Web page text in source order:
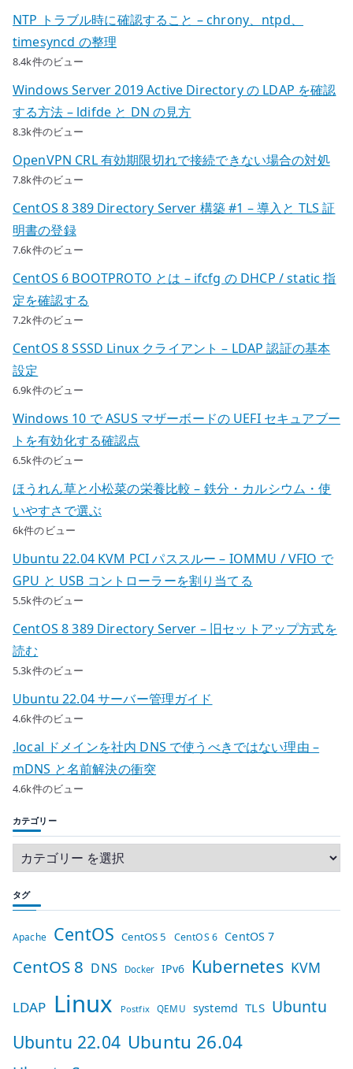
NTP トラブル時に確認すること – chrony、ntpd、
timesyncd の整理
8.4k件のビュー
Windows Server 2019 Active Directory の LDAP を確認
する方法 – ldifde と DN の見方
8.3k件のビュー
OpenVPN CRL 有効期限切れで接続できない場合の対処
7.8k件のビュー
CentOS 8 389 Directory Server 構築 #1 – 導入と TLS 証
明書の登録
7.6k件のビュー
CentOS 6 BOOTPROTO とは – ifcfg の DHCP / static 指
定を確認する
7.2k件のビュー
CentOS 8 SSSD Linux クライアント – LDAP 認証の基本
設定
6.9k件のビュー
Windows 10 で ASUS マザーボードの UEFI セキュアブー
トを有効化する確認点
6.5k件のビュー
ほうれん草と小松菜の栄養比較 – 鉄分・カルシウム・使
いやすさで選ぶ
6k件のビュー
Ubuntu 22.04 KVM PCI パススルー – IOMMU / VFIO で
GPU と USB コントローラーを割り当てる
5.5k件のビュー
CentOS 8 389 Directory Server – 旧セットアップ方式を
読む
5.3k件のビュー
Ubuntu 22.04 サーバー管理ガイド
4.6k件のビュー
.local ドメインを社内 DNS で使うべきではない理由 –
mDNS と名前解決の衝突
4.6k件のビュー
カテゴリー
タグ
Apache CentOS CentOS 5 CentOS 6 CentOS 7
CentOS 8 DNS Docker IPv6 Kubernetes KVM
LDAP Linux Postfix QEMU systemd TLS Ubuntu
Ubuntu 22.04 Ubuntu 26.04